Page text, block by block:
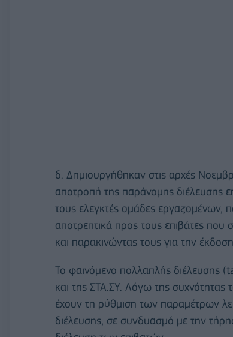
δ. Δημιουργήθηκαν στις αρχές
αποτροπή της παράνομης διέλευσης
τους ελεγκτές ομάδες εργαζομένων,
αποτρεπτικά προς τους επιβάτες που
και παρακινώντας τους για την
Το φαινόμενο πολλαπλής διέλευσης
και της ΣΤΑ.ΣΥ. Λόγω της συχνότητας
έχουν τη ρύθμιση των παραμέτρων
διέλευσης, σε συνδυασμό με την